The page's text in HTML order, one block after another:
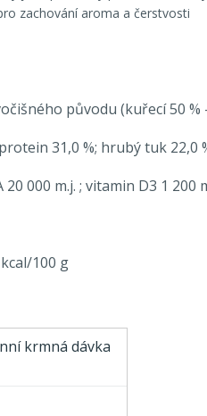
zachování aroma a čerstvosti
původu (kuřecí 50
31,0 %; hrubý tuk 22,0
20 000 m.j. ; vitamin D3 1
100 g
krmná dávka